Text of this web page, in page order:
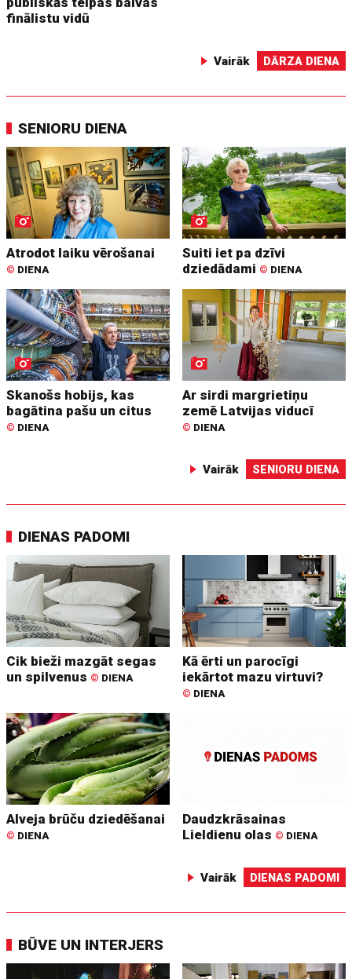
finālistu vidū
Vairāk DĀRZA DIENA
SENIORU DIENA
Atrodot laiku vērošanai
© DIENA
Suiti iet pa dzīvi
dziedādami © DIENA
Skanošs hobijs, kas
bagātina pašu un citus
© DIENA
Ar sirdi margrietiņu
zemē Latvijas viducī
© DIENA
Vairāk SENIORU DIENA
DIENAS PADOMI
Cik bieži mazgāt segas
un spilvenus © DIENA
Kā ērti un parocīgi
iekārtot mazu virtuvi?
© DIENA
Alveja brūču dziedēšanai
© DIENA
Daudzkrāsainas
Lieldienu olas © DIENA
Vairāk DIENAS PADOMI
BŪVE UN INTERJERS